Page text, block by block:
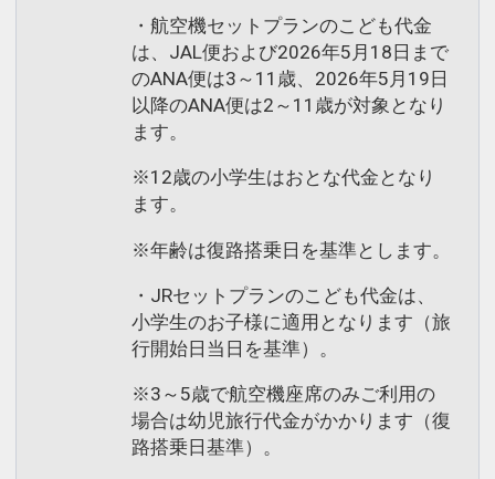
・航空機セットプランのこども代金
は、JAL便および2026年5月18日まで
のANA便は3～11歳、2026年5月19日
以降のANA便は2～11歳が対象となり
ます。
※12歳の小学生はおとな代金となり
ます。
※年齢は復路搭乗日を基準とします。
・JRセットプランのこども代金は、
小学生のお子様に適用となります（旅
行開始日当日を基準）。
※3～5歳で航空機座席のみご利用の
場合は幼児旅行代金がかかります（復
路搭乗日基準）。